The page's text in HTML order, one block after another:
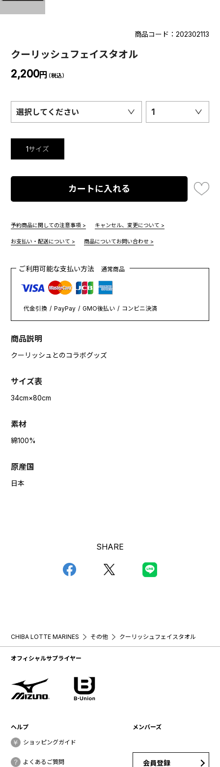
商品コード：202302113
クーリッシュフェイスタオル
2,200円 （税込）
選択してください 1
1サイズ
カートに入れる
予約商品に関しての注意事項 > キャンセル、変更について >
お支払い・配送について > 商品についてお問い合わせ >
ご利用可能な支払い方法通常商品
代金引換 PayPay GMO後払い コンビニ決済
商品説明
クーリッシュとのコラボグッズ
サイズ表
34cm×80cm
素材
綿100%
原産国
日本
SHARE
CHIBA LOTTE MARINES その他 クーリッシュフェイスタオル
オフィシャルサプライヤー
ヘルプ
ショッピングガイド
よくあるご質問
メンバーズ
会員登録